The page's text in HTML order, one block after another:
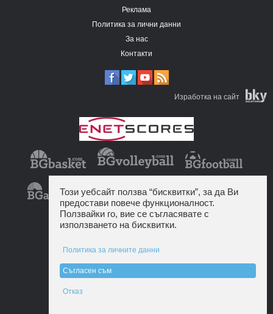
Реклама
Политика за лични данни
За нас
Контакти
Изработка на сайт
Този уебсайт ползва “бисквитки”, за да Ви
предостави повече функционалност.
Ползвайки го, вие се съгласявате с
използването на бисквитки.
Политика за личните данни
Съгласен съм
Отказ